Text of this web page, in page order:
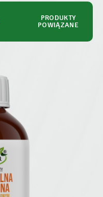
PRODUKTY
POWIĄZANE